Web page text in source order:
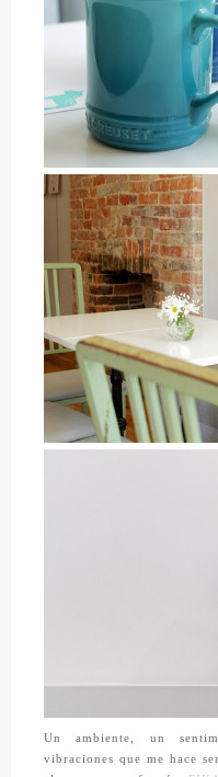
Un ambiente, un
vibraciones que me hace